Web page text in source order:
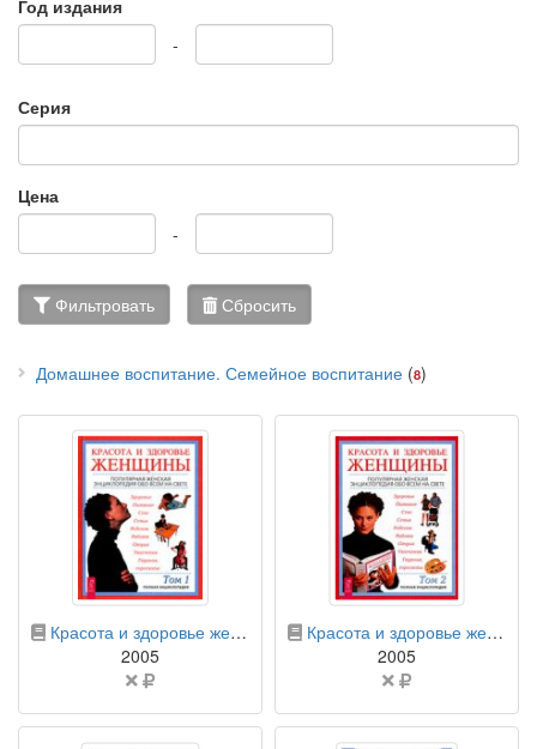
Год издания
-
Серия
Цена
-
Фильтровать Сбросить
Домашнее воспитание. Семейное воспитание (8)
бумажная книга
Красота и здоровье женщины. Полная энциклопедия. В 2 томах. Том 1
2005
Цена
указана
бумажная книга
Красота и здоровье женщины. Полная энциклопедия. В 2 томах. Том 2
2005
Цена
указана